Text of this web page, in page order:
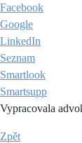
Facebook
Google
LinkedIn
Seznam
Smartlook
Smartsupp
Vypracovala
Zpět